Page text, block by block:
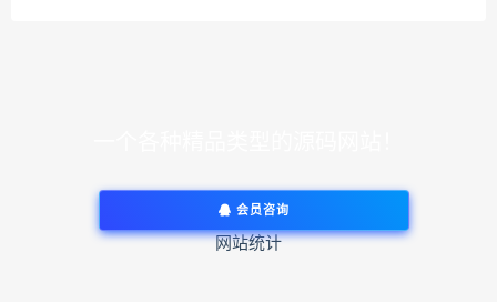
会员咨询
网站统计